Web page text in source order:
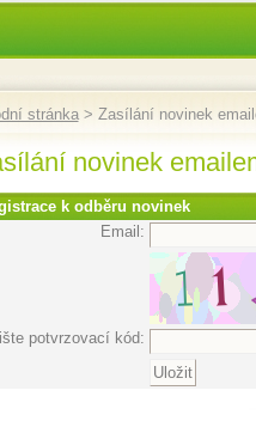
stránka> Zasílání novinek
novinek
k odběru novinek
Email:
potvrzovací kód: